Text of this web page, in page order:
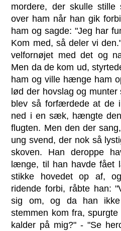
mordere, der skulle
over ham når han gik
ham og sagde: "Jeg har
Kom med, så deler vi
velfornøjet med det og
Men da de kom ud,
ham og ville hænge ham
lød der hovslag og
blev så forfærdede at de
ned i en sæk, hængte
flugten. Men den der
ung svend, der nok så
skoven. Han deroppe
længe, til han havde fået
stikke hovedet op af,
ridende forbi, råbte han:
sig om, og da han
stemmen kom fra,
kalder på mig?" - "Se